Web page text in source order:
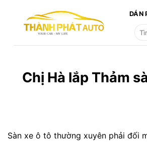
dung
DÁN
Tìm
Chị Hà lắp Thảm
Sàn xe ô tô thường xuyên phải đối